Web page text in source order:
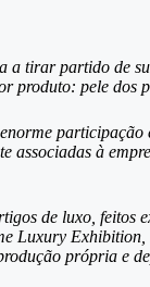
a tirar partido de
produto: pele
associadas à
de luxo, feitos
Luxury
própria e